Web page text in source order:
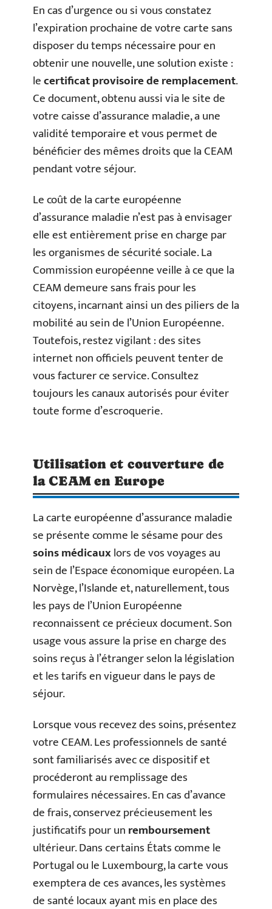
En cas d’urgence ou si vous constatez
l’expiration prochaine de votre carte sans
disposer du temps nécessaire pour en
obtenir une nouvelle, une solution existe :
lecertificat provisoire de remplacement.
Ce document, obtenu aussi via le site de
votre caisse d’assurance maladie, a une
validité temporaire et vous permet de
bénéficier des mêmes droits que la CEAM
pendant votre séjour.
Le coût de la carte européenne
d’assurance maladie n’est pas à envisager
elle est entièrement prise en charge par
les organismes de sécurité sociale. La
Commission européenne veille à ce que la
CEAM demeure sans frais pour les
citoyens, incarnant ainsi un des piliers de la
mobilité au sein de l’Union Européenne.
Toutefois, restez vigilant : des sites
internet non officiels peuvent tenter de
vous facturer ce service. Consultez
toujours les canaux autorisés pour éviter
toute forme d’escroquerie.
Utilisation et couverture de
la CEAM en Europe
La carte européenne d’assurance maladie
se présente comme le sésame pour des
soins médicauxlors de vos voyages au
sein de l’Espace économique européen. La
Norvège, l’Islande et, naturellement, tous
les pays de l’Union Européenne
reconnaissent ce précieux document. Son
usage vous assure la prise en charge des
soins reçus à l’étranger selon la législation
et les tarifs en vigueur dans le pays de
séjour.
Lorsque vous recevez des soins, présentez
votre CEAM. Les professionnels de santé
sont familiarisés avec ce dispositif et
procéderont au remplissage des
formulaires nécessaires. En cas d’avance
de frais, conservez précieusement les
justificatifs pour unremboursement
ultérieur. Dans certains États comme le
Portugal ou le Luxembourg, la carte vous
exemptera de ces avances, les systèmes
de santé locaux ayant mis en place des